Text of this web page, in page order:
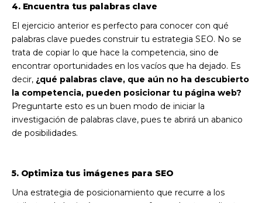
4. Encuentra tus palabras clave
El ejercicio anterior es perfecto para conocer con qué
palabras clave puedes construir tu estrategia SEO. No se
trata de copiar lo que hace la competencia, sino de
encontrar oportunidades en los vacíos que ha dejado. Es
decir, ¿qué palabras clave, que aún no ha descubierto
la competencia, pueden posicionar tu página web?
Preguntarte esto es un buen modo de iniciar la
investigación de palabras clave, pues te abrirá un abanico
de posibilidades.
5. Optimiza tus imágenes para SEO
Una estrategia de posicionamiento que recurre a los